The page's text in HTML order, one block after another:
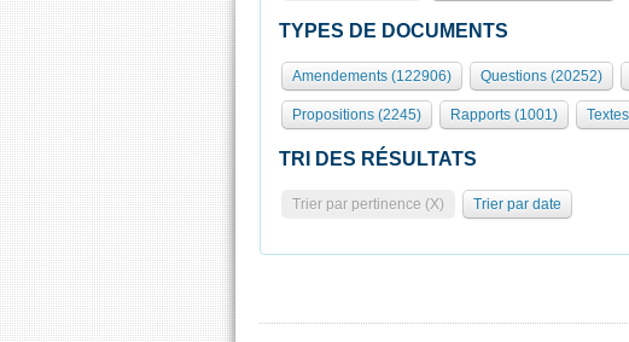
TYPES DE DOCUMENTS
Amendements (122906) Questions (20252)
Propositions (2245) Rapports (1001)
TRI DES RÉSULTATS
Trier par pertinence (X) Trier par date